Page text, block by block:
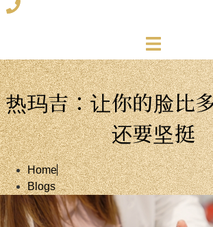
热玛吉：让你的脸比
还要坚挺
Home
Blogs